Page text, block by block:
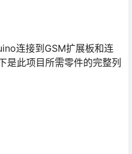
连接到GSM扩展板和连
是此项目所需零件的完整列